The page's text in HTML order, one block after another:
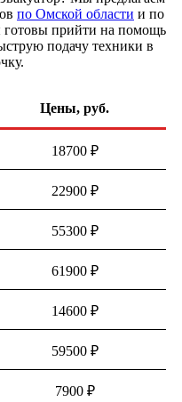
по Омской области и по
прийти на помощь
подачу техники в
Цены, руб.
18700 ₽
22900 ₽
55300 ₽
61900 ₽
14600 ₽
59500 ₽
7900 ₽